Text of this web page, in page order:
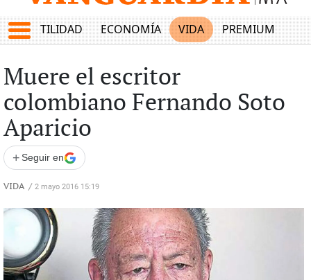
UTILIDAD ECONOMÍA VIDA PREMIUM
Muere el escritor
colombiano Fernando Soto
Aparicio
+ Seguir en
VIDA / 2 mayo 2016 15:19